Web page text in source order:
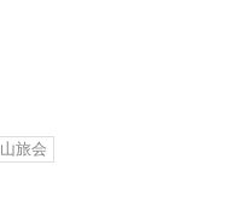
山旅会